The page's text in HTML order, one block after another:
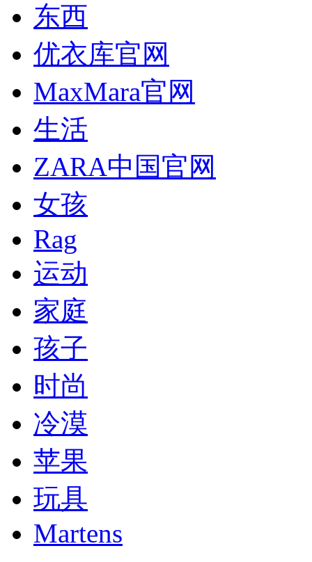
东西
优衣库官网
MaxMara官网
生活
ZARA中国官网
女孩
Rag
运动
家庭
孩子
时尚
冷漠
苹果
玩具
Martens